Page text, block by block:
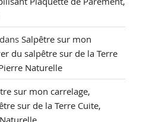
dans Salpêtre sur mon
du salpêtre sur de la Terre
Naturelle
sur mon carrelage,
sur de la Terre Cuite,